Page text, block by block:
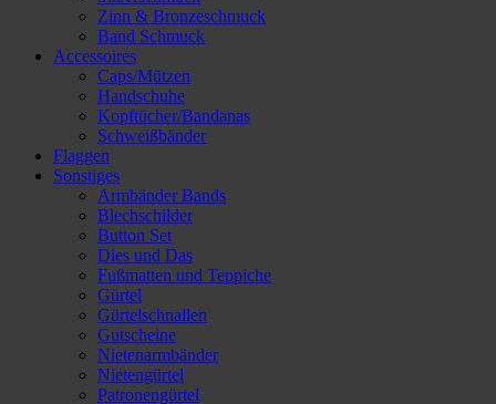
Zinn & Bronzeschmuck
Band Schmuck
Accessoires
Caps/Mützen
Handschuhe
Kopftücher/Bandanas
Schweißbänder
Flaggen
Sonstiges
Armbänder Bands
Blechschilder
Button Set
Dies und Das
Fußmatten und Teppiche
Gürtel
Gürtelschnallen
Gutscheine
Nietenarmbänder
Nietengürtel
Patronengürtel